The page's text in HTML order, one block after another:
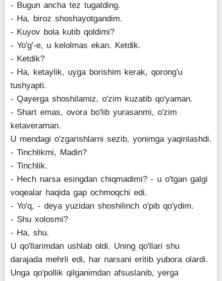
- Bugun ancha tez tugatding.
- Ha, biroz shoshayotgandim.
- Kuyov bola kutib qoldimi?
- Yo'g'-e, u kelolmas ekan. Ketdik.
- Ketdik?
- Ha, ketaylik, uyga borishim kerak, qorong'u
tushyapti.
- Qayerga shoshilamiz, o'zim kuzatib qo'yaman.
- Shart emas, ovora bo'lib yurasanmi, o'zim
ketaveraman.
U mendagi o'zgarishlarni sezib, yonimga yaqinlashdi.
- Tinchlikmi, Madin?
- Tinchlik.
- Hech narsa esingdan chiqmadimi? - u o'tgan galgi
voqealar haqida gap ochmoqchi edi.
- Yo'q, - deya yuzidan shoshilinch o'pib qo'ydim.
- Shu xolosmi?
- Ha, shu.
U qo'llarimdan ushlab oldi. Uning qo'llari shu
darajada mehrli edi, har narsani eritib yubora olardi.
Unga qo'pollik qilganimdan afsuslanib, yerga